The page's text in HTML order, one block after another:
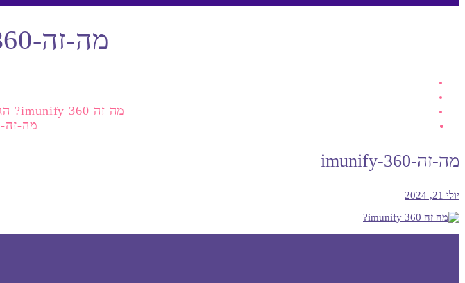
מה-זה-Imunify-360
מה זה imunify 360? הגנה מתקדמת לאבטחת אתרים
מה-זה-imunify-360
מה-זה-imunify-360
יולי 21, 2024